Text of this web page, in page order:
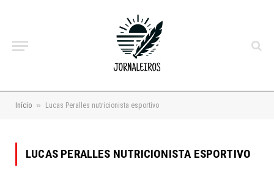
Início » Lucas Peralles nutricionista esportivo
LUCAS PERALLES NUTRICIONISTA ESPORTIVO